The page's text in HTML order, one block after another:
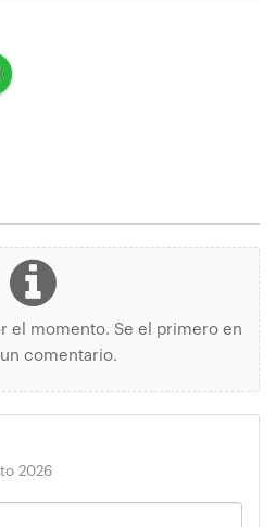
el momento. Se el primero en
comentario.
2026